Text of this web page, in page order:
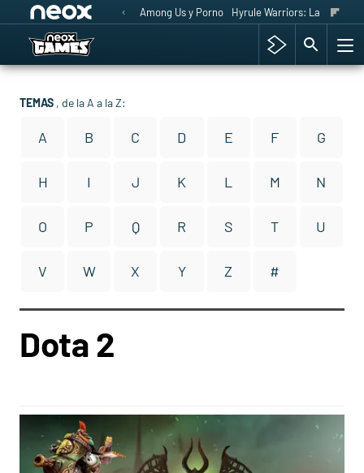
Among Us y Porno Hyrule Warriors: La Era del
TEMAS , de la A a la Z:
A B C D E F G
H I J K L M N
O P Q R S T U
V W X Y Z #
Dota 2